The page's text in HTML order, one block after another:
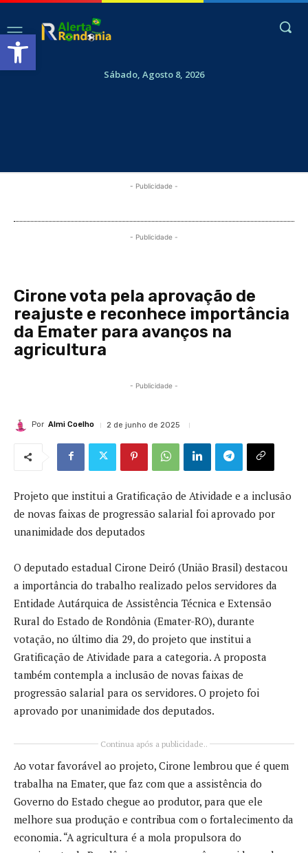
Abrir a barra de ferramentas
Sábado, Agosto 8, 2026
- Publicidade -
- Publicidade -
Cirone vota pela aprovação de
reajuste e reconhece importância
da Emater para avanços na
agricultura
- Publicidade -
Por Almi Coelho 2 de junho de 2025
Projeto que institui a Gratificação de Atividade e a inclusão
de novas faixas de progressão salarial foi aprovado por
unanimidade dos deputados
O deputado estadual Cirone Deiró (União Brasil) destacou
a importância do trabalho realizado pelos servidores da
Entidade Autárquica de Assistência Técnica e Extensão
Rural do Estado de Rondônia (Emater-RO), durante
votação, no último dia 29, do projeto que institui a
Gratificação de Atividade para a categoria. A proposta
também contempla a inclusão de novas faixas de
progressão salarial para os servidores. O projeto foi
aprovado por unanimidade dos deputados.
Continua após a publicidade..
Ao votar favorável ao projeto, Cirone lembrou que é quem
trabalha na Emater, que faz com que a assistência do
Governo do Estado chegue ao produtor, para que ele
melhore sua produção e contribua com o fortalecimento da
economia. “A agricultura é a mola propulsora do